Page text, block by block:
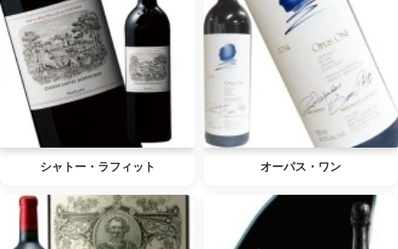
シャトー・ラフィット オーパス・ワン